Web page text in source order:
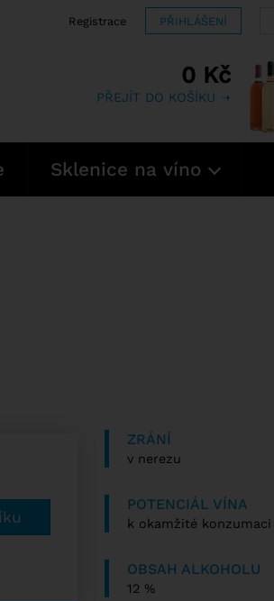
Registrace PŘIHLÁŠENÍ
0 Kč
PŘEJÍT DO KOŠÍKU ➝
Sklenice na víno
ZRÁNÍ
v nerezu
POTENCIÁL VÍNA
k okamžité konzumaci
OBSAH ALKOHOLU
12 %